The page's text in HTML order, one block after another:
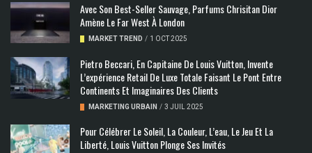
Avec Son Best-Seller Sauvage, Parfums Chrisitan Dior
Amène Le Far West À London
MARKET TREND / 1 OCT 2025
Pietro Beccari, En Capitaine De Louis Vuitton, Invente
L’expérience Retail De Luxe Totale Faisant Le Pont Entre
Continents Et Imaginaires Des Clients
MARKETING URBAIN / 3 JUIL 2025
Pour Célébrer Le Soleil, La Couleur, L’eau, Le Jeu Et La
Liberté, Louis Vuitton Plonge Ses Invités